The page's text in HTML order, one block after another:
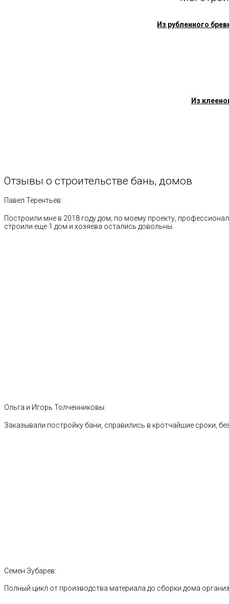
Из рубленного
Из
Отзывы о строительстве бань, домов
Павел Терентьев:
Построили мне в 2018 году дом, по моему проекту,
строили еще 1 дом и хозяева остались довольны.
Ольга и Игорь Толченниковы:
Заказывали постройку бани, справились в кротчайшие сроки,
Семен Зубарев:
Полный цикл от производства материала до сборки дома